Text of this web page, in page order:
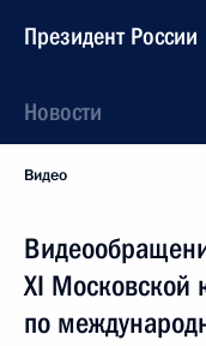
Президент России
Новости
Видео
XI Московской
по